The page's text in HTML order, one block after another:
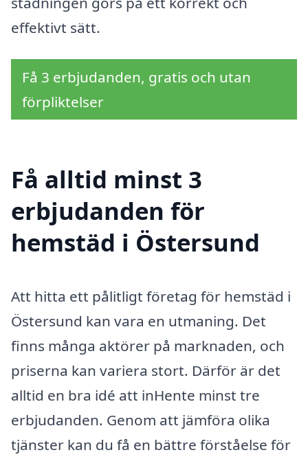
effektivt sätt.
Få 3 erbjudanden, gratis och utan
förpliktelser
Få alltid minst 3
erbjudanden för
hemstäd i Östersund
Att hitta ett pålitligt företag för hemstäd i
Östersund kan vara en utmaning. Det
finns många aktörer på marknaden, och
priserna kan variera stort. Därför är det
alltid en bra idé att inHente minst tre
erbjudanden. Genom att jämföra olika
tjänster kan du få en bättre förståelse för